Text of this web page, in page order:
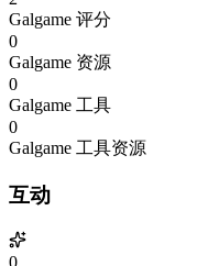
Galgame 评分
0
Galgame 资源
0
Galgame 工具
0
Galgame 工具资源
互动
0